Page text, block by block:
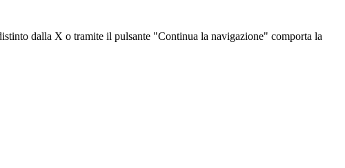
dalla X o tramite il pulsante "Continua la navigazione" comporta la